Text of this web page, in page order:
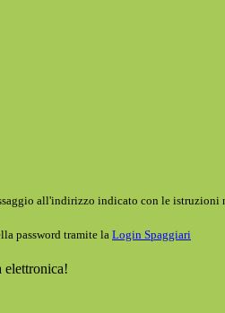
all'indirizzo indicato con le istruzioni
password tramite la Login Spaggiari
elettronica!